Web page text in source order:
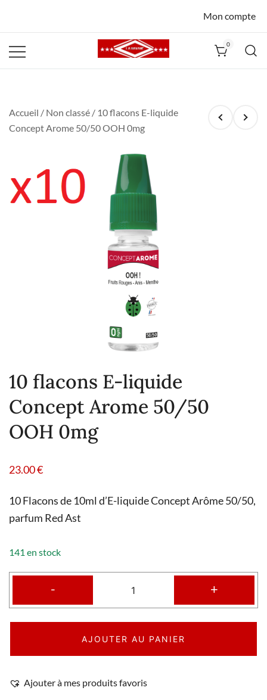
Mon compte
0
Accueil / Non classé / 10 flacons E-liquide
Concept Arome 50/50 OOH 0mg
10 flacons E-liquide
Concept Arome 50/50
OOH 0mg
23.00€
10 Flacons de 10ml d’E-liquide Concept Arôme 50/50,
parfum Red Ast
141 en stock
- +
AJOUTER AU PANIER
Ajouter à mes produits favoris